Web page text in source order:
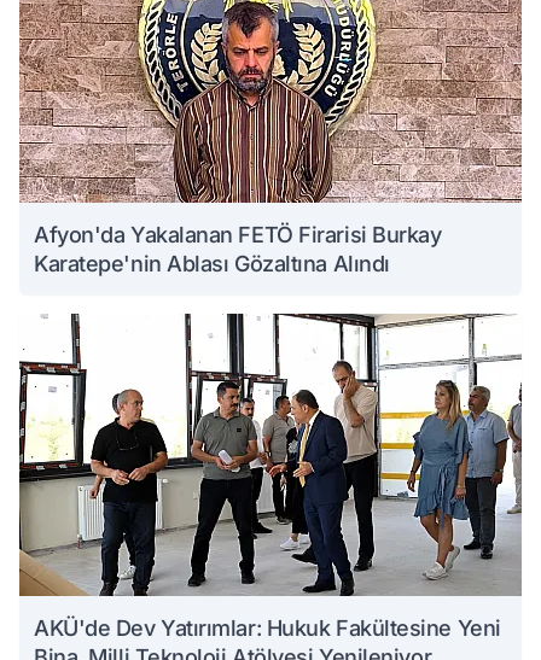
Afyon'da Yakalanan FETÖ Firarisi Burkay
Karatepe'nin Ablası Gözaltına Alındı
AKÜ'de Dev Yatırımlar: Hukuk Fakültesine Yeni